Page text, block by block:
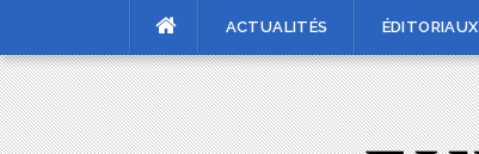
content
ACTUALITÉS ÉDITORIAUX